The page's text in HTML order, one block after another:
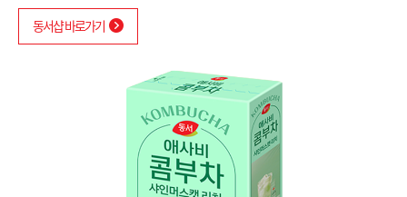
공지사항
피자류
버터·크림류
동서샵 바로가기